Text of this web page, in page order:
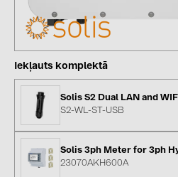
KATEGORIJAS
Saules paneļi (19)
Invertori (105)
Invertoru aksesuāri (84)
Enerģijas uzglabāšana (71)
E-Mobilitāte (19)
Instalācijas (87)
Iekļauts komplektā
Solis S2 Dual LAN and
S2-WL-ST-USB
23070AKH600A